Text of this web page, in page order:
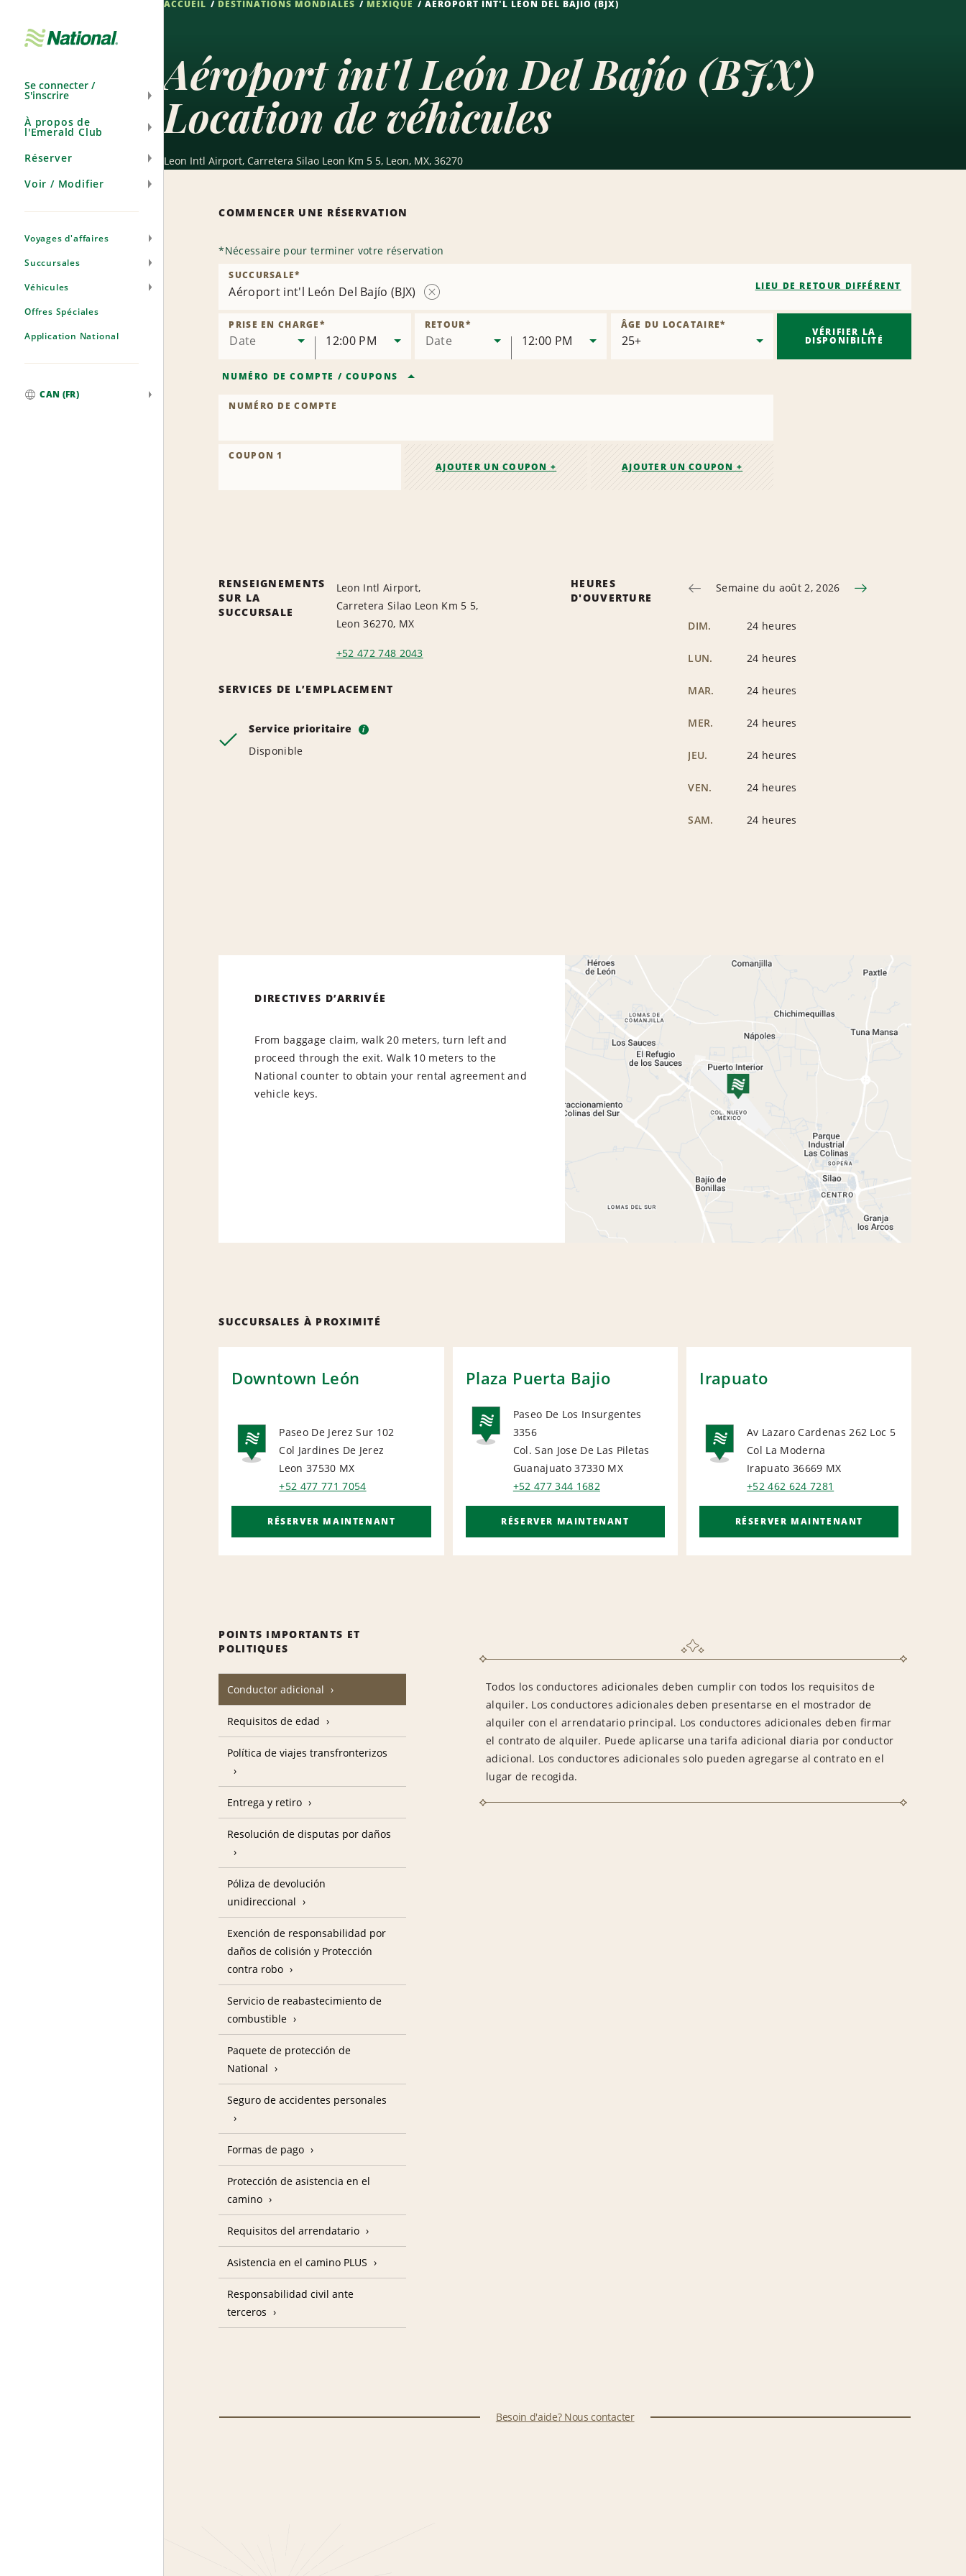
navigation
Se connecter /
S'inscrire
À propos de
l'Emerald Club
Réserver
Voir / Modifier
Voyages d'affaires
Succursales
Véhicules
Offres Spéciales
Application National
CAN (FR)
ACCUEIL DESTINATIONS MONDIALES MEXIQUE AÉROPORT INT'L LEÓN DEL BAJÍO (BJX)
Aéroport int'l León Del Bajío (BJX)
Location de véhicules
Leon Intl Airport, Carretera Silao Leon Km 5 5, Leon, MX, 36270
COMMENCER UNE RÉSERVATION
*Nécessaire pour terminer votre réservation
Aéroport int'l León Del Bajío (BJX)
la
succursale
SUCCURSALE*
LIEU DE RETOUR DIFFÉRENT
Date
PRISE EN CHARGE*
12:00 PM Date
RETOUR*
12:00 PM
ÂGE DU LOCATAIRE*
NUMÉRO DE COMPTE / COUPONS
NUMÉRO DE COMPTE
COUPON 1
AJOUTER UN COUPON +
AJOUTER UN COUPON +
VÉRIFIER LA
DISPONIBILITÉ
RENSEIGNEMENTS
SUR LA
SUCCURSALE
Leon Intl Airport,
Carretera Silao Leon Km 5 5,
Leon 36270, MX
+52 472 748 2043
SERVICES DE L’EMPLACEMENT
Service prioritaire i
Disponible
HEURES
D'OUVERTURE
Semaine du août 2, 2026
DIM. 24 heures
LUN. 24 heures
MAR. 24 heures
MER. 24 heures
JEU. 24 heures
VEN. 24 heures
SAM. 24 heures
DIRECTIVES D’ARRIVÉE
From baggage claim, walk 20 meters, turn left and
proceed through the exit. Walk 10 meters to the
National counter to obtain your rental agreement and
vehicle keys.
SUCCURSALES À PROXIMITÉ
Downtown León
NATIONAL
Paseo De Jerez Sur 102
Col Jardines De Jerez
Leon 37530 MX
+52 477 771 7054
RÉSERVER MAINTENANT
Plaza Puerta Bajio
NATIONAL
Paseo De Los Insurgentes
3356
Col. San Jose De Las Piletas
Guanajuato 37330 MX
+52 477 344 1682
RÉSERVER MAINTENANT
Irapuato
NATIONAL
Av Lazaro Cardenas 262 Loc 5
Col La Moderna
Irapuato 36669 MX
+52 462 624 7281
RÉSERVER MAINTENANT
POINTS IMPORTANTS ET
POLITIQUES
Conductor adicional
Todos los conductores adicionales deben cumplir con todos los requisitos de
alquiler. Los conductores adicionales deben presentarse en el mostrador de
alquiler con el arrendatario principal. Los conductores adicionales deben firmar
el contrato de alquiler. Puede aplicarse una tarifa adicional diaria por conductor
adicional. Los conductores adicionales solo pueden agregarse al contrato en el
lugar de recogida.
Requisitos de edad
Política de viajes transfronterizos
Entrega y retiro
Resolución de disputas por daños
Póliza de devolución
unidireccional
Exención de responsabilidad por
daños de colisión y Protección
contra robo
Servicio de reabastecimiento de
combustible
Paquete de protección de
National
Seguro de accidentes personales
Formas de pago
Protección de asistencia en el
camino
Requisitos del arrendatario
Asistencia en el camino PLUS
Responsabilidad civil ante
terceros
Besoin d'aide? Nous contacter